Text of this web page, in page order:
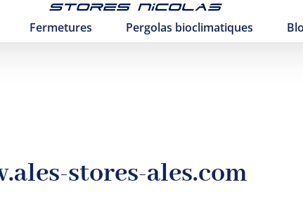
Fermetures Pergolas bioclimatiques
stores-ales.com